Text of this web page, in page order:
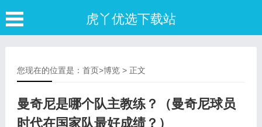
虎丫优选下载站
您现在的位置是： 首页>博览> 正文
曼奇尼是哪个队主教练？（曼奇尼球员
时代在国家队最好成绩？）